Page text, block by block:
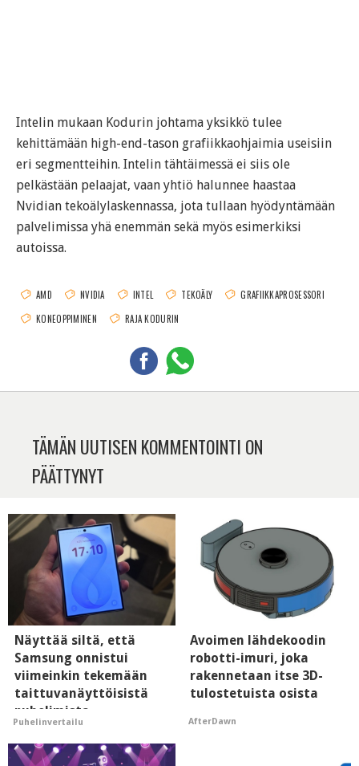
Intelin mukaan Kodurin johtama yksikkö tulee
kehittämään high-end-tason grafiikkaohjaimia useisiin
eri segmentteihin. Intelin tähtäimessä ei siis ole
pelkästään pelaajat, vaan yhtiö halunnee haastaa
Nvidian tekoälylaskennassa, jota tullaan hyödyntämään
palvelimissa yhä enemmän sekä myös esimerkiksi
autoissa.
AMD NVIDIA INTEL TEKOÄLY
GRAFIIKKAPROSESSORI
KONEOPPIMINEN
RAJA KODURIN
TÄMÄN UUTISEN KOMMENTOINTI ON
PÄÄTTYNYT
Näyttää siltä, että
Samsung onnistui
viimeinkin tekemään
taittuvanäyttöisistä
puhelimista
supersuosittuja
Puhelinvertailu
Avoimen lähdekoodin
robotti-imuri, joka
rakennetaan itse 3D-
tulostetuista osista
AfterDawn